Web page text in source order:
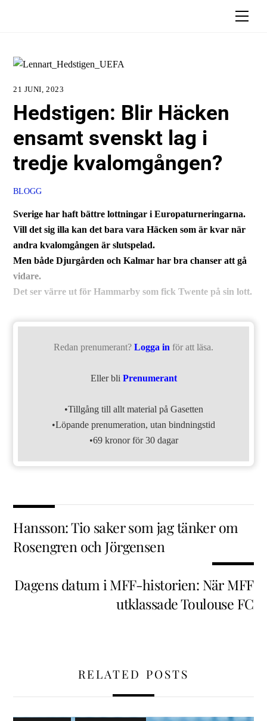
21 JUNI, 2023
Hedstigen: Blir Häcken
ensamt svenskt lag i
tredje kvalomgången?
BLOGG
Sverige har haft bättre lottningar i Europaturneringarna.
Vill det sig illa kan det bara vara Häcken som är kvar när
andra kvalomgången är slutspelad.
Men både Djurgården och Kalmar har bra chanser att gå
vidare.
Det ser värre ut för Hammarby som fick Twente på sin lott.
Redan prenumerant? Logga in för att läsa.
Eller bli Prenumerant
•Tillgång till allt material på Gasetten
•Löpande prenumeration, utan bindningstid
•69 kronor för 30 dagar
Hansson: Tio saker som jag tänker om
Rosengren och Jörgensen
Dagens datum i MFF-historien: När MFF
utklassade Toulouse FC
RELATED POSTS